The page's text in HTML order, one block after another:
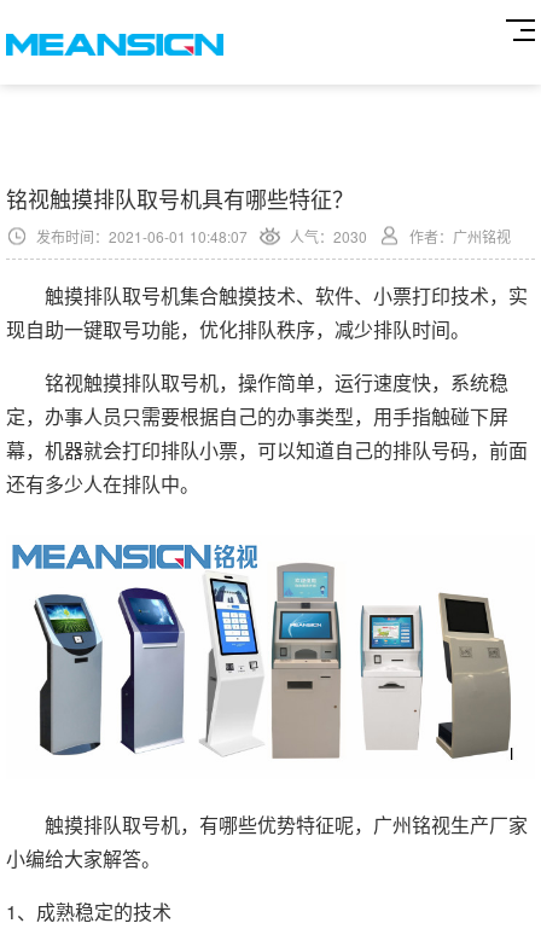
铭视触摸排队取号机具有哪些特征？
发布时间：2021-06-01 10:48:07 人气： 2030 作者：广州铭视
触摸排队取号机集合触摸技术、软件、小票打印技术，实
现自助一键取号功能，优化排队秩序，减少排队时间。
铭视触摸排队取号机，操作简单，运行速度快，系统稳
定，办事人员只需要根据自己的办事类型，用手指触碰下屏
幕，机器就会打印排队小票，可以知道自己的排队号码，前面
还有多少人在排队中。
触摸排队取号机，有哪些优势特征呢，广州铭视生产厂家
小编给大家解答。
1、成熟稳定的技术